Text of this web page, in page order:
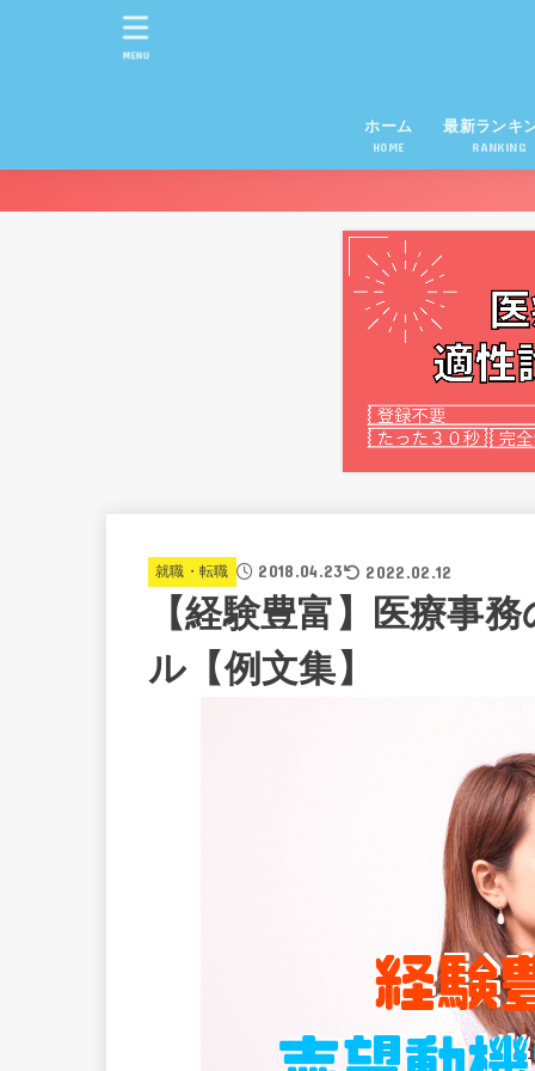
ホーム
HOME
最新ランキ
RANKING
MENU
就職・転職 2018.04.23 2022.02.12
【経験豊富】医療事
ル【例文集】